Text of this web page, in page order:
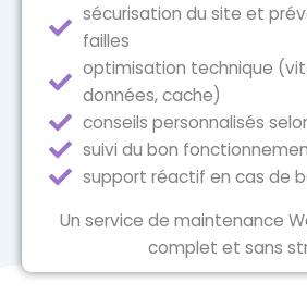
sécurisation du site et
failles
optimisation technique
données, cache)
conseils personnalisés
suivi du bon
support réactif en cas de
Un service de maintenance
complet et sans